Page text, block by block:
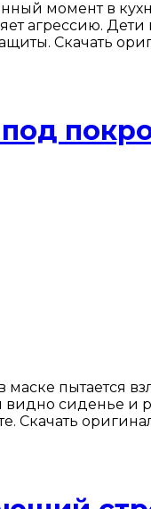
момент в
агрессию.
Скачать
пытается
сиденье и
Скачать